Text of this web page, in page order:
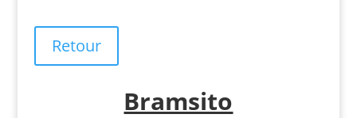
Retour
Bramsito